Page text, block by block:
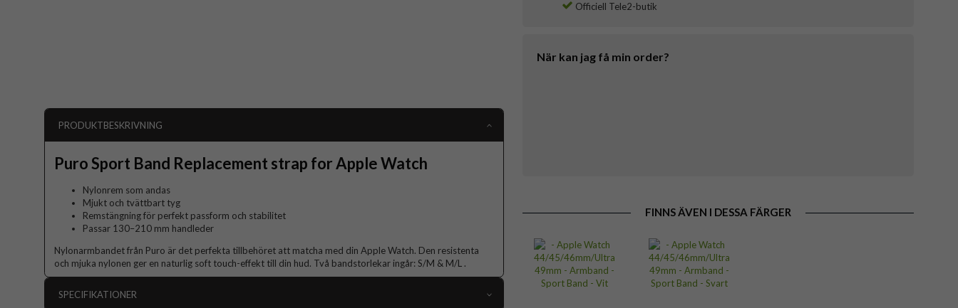
Officiell Tele2-butik
När kan jag få min order?
FINNS ÄVEN I DESSA FÄRGER
PRODUKTBESKRIVNING
Puro Sport Band Replacement strap for Apple Watch
Nylonrem som andas
Mjukt och tvättbart tyg
Remstängning för perfekt passform och stabilitet
Passar 130–210 mm handleder
Nylonarmbandet från Puro är det perfekta tillbehöret att matcha med din Apple Watch. Den resistenta
och mjuka nylonen ger en naturlig soft touch-effekt till din hud. Två bandstorlekar ingår: S/M & M/L .
SPECIFIKATIONER